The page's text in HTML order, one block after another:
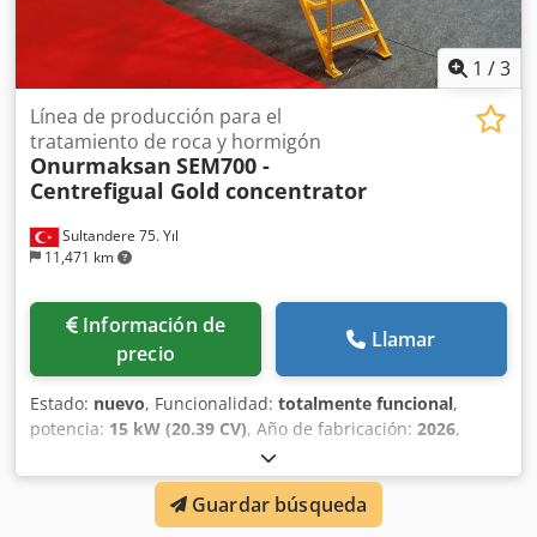
1 /3
Sultandere 75. Yıl
11,471 km
Línea de producción para el
tratamiento de roca y hormigón
Onurmaksan SEM700 -
Centrefigual Gold concentrator
Información de
precio
Llamar
Estado: nuevo, Funcionalidad: totalmente funcional,
potencia: 15 kW (20.39 CV), Año de fabricación: 2026,
Concentrador centrífugo de oro tipo Knelson y Falcon
Dwjdpfxjytnqio Abyea
Guardar búsqueda